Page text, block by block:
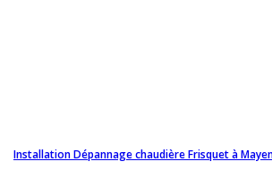
Installation Dépannage chaudière Frisquet à